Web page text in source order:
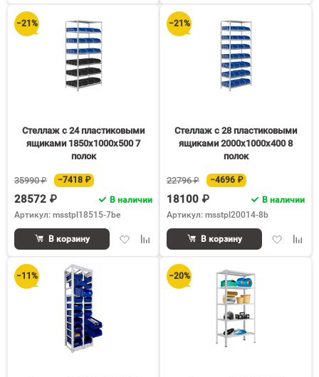
сравнению
−21%
Стеллаж с 24 пластиковыми
ящиками 1850х1000х500 7
полок
35990 ₽ −7418 ₽
28572 ₽
В наличии
Артикул: msstpl18515-7be
ДобавитьДобавить
сравнению
В корзину
−21%
Стеллаж с 28 пластиковыми
ящиками 2000х1000х400 8
полок
22796 ₽ −4696 ₽
18100 ₽
В наличии
Артикул: msstpl20014-8b
Добавить
В корзину
−11% −20%